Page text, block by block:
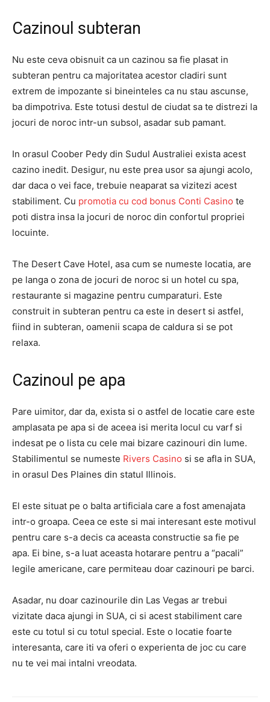
Cazinoul subteran
Nu este ceva obisnuit ca un cazinou sa fie plasat in
subteran pentru ca majoritatea acestor cladiri sunt
extrem de impozante si bineinteles ca nu stau ascunse,
ba dimpotriva. Este totusi destul de ciudat sa te distrezi la
jocuri de noroc intr-un subsol, asadar sub pamant.
In orasul Coober Pedy din Sudul Australiei exista acest
cazino inedit. Desigur, nu este prea usor sa ajungi acolo,
dar daca o vei face, trebuie neaparat sa vizitezi acest
stabiliment. Cu promotia cu cod bonus Conti Casino te
poti distra insa la jocuri de noroc din confortul propriei
locuinte.
The Desert Cave Hotel, asa cum se numeste locatia, are
pe langa o zona de jocuri de noroc si un hotel cu spa,
restaurante si magazine pentru cumparaturi. Este
construit in subteran pentru ca este in desert si astfel,
fiind in subteran, oamenii scapa de caldura si se pot
relaxa.
Cazinoul pe apa
Pare uimitor, dar da, exista si o astfel de locatie care este
amplasata pe apa si de aceea isi merita locul cu varf si
indesat pe o lista cu cele mai bizare cazinouri din lume.
Stabilimentul se numeste Rivers Casino si se afla in SUA,
in orasul Des Plaines din statul Illinois.
El este situat pe o balta artificiala care a fost amenajata
intr-o groapa. Ceea ce este si mai interesant este motivul
pentru care s-a decis ca aceasta constructie sa fie pe
apa. Ei bine, s-a luat aceasta hotarare pentru a “pacali”
legile americane, care permiteau doar cazinouri pe barci.
Asadar, nu doar cazinourile din Las Vegas ar trebui
vizitate daca ajungi in SUA, ci si acest stabiliment care
este cu totul si cu totul special. Este o locatie foarte
interesanta, care iti va oferi o experienta de joc cu care
nu te vei mai intalni vreodata.